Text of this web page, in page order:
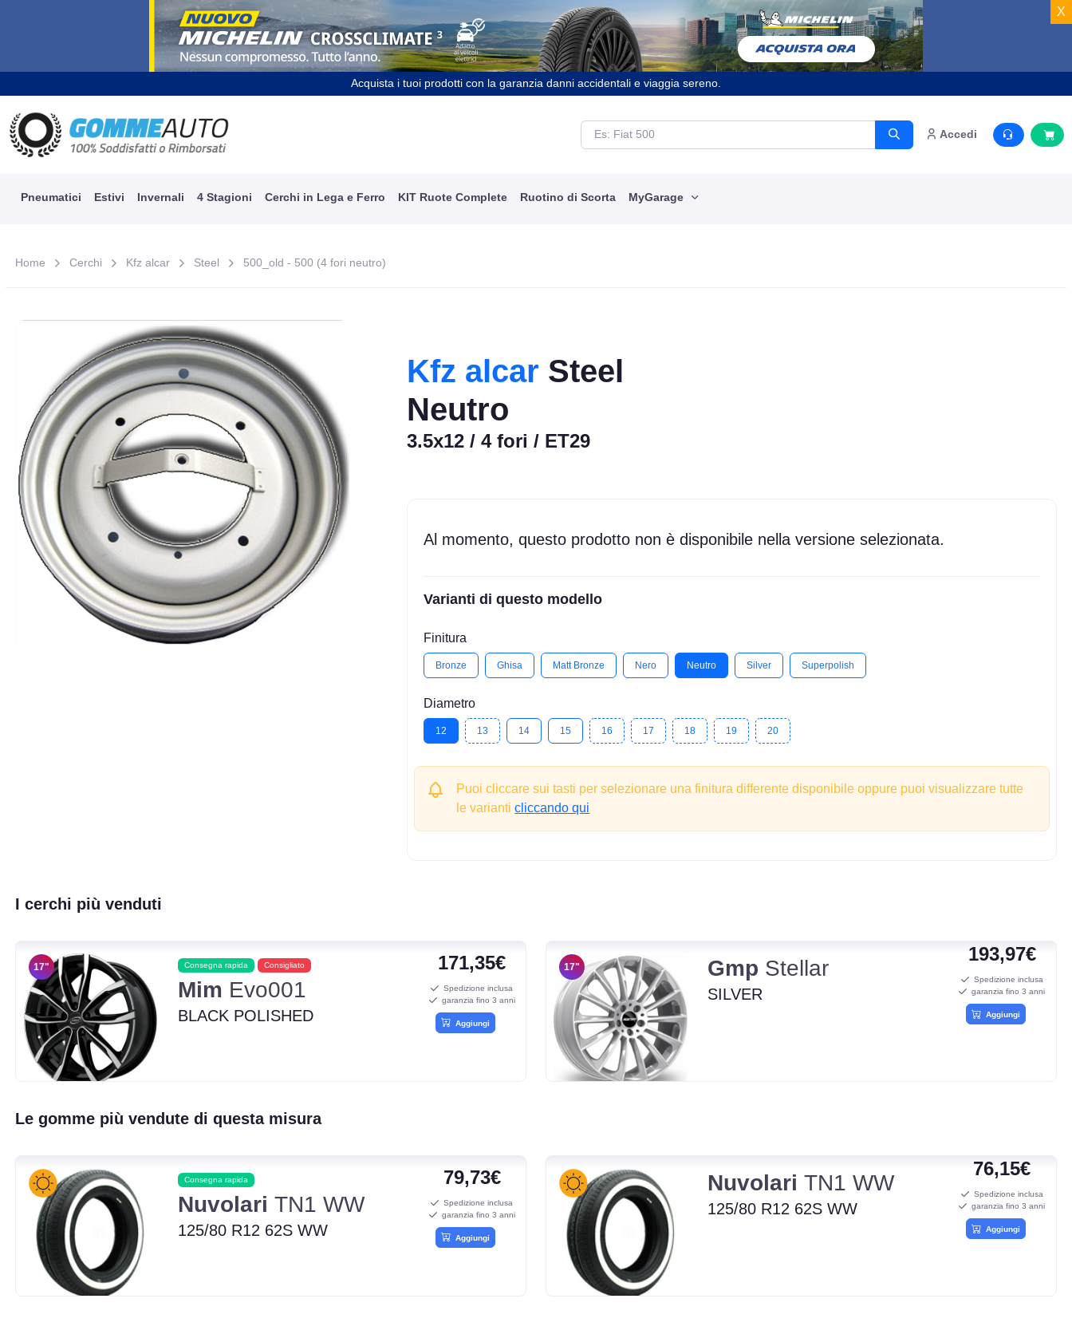
X
Acquista i tuoi prodotti con la garanzia danni accidentali e viaggia sereno.
Accedi
Pneumatici Estivi Invernali 4 Stagioni Cerchi in Lega e Ferro KIT Ruote Complete Ruotino di Scorta MyGarage
Home Cerchi Kfz alcar Steel 500_old - 500 (4 fori neutro)
Kfz alcar Steel
Neutro
3.5x12 / 4 fori / ET29
Al momento, questo prodotto non è disponibile nella versione selezionata.
Varianti di questo modello
Finitura
Bronze Ghisa Matt Bronze Nero Neutro Silver Superpolish
Diametro
12 13 14 15 16 17 18 19 20
Puoi cliccare sui tasti per selezionare una finitura differente disponibile oppure puoi visualizzare tutte
le varianticliccando qui
I cerchi più venduti
17" Consegna rapida Consigliato
Mim Evo001
BLACK POLISHED
171,35€
Spedizione inclusa
garanzia fino 3 anni
Aggiungi
17" Gmp Stellar
SILVER
193,97€
Spedizione inclusa
garanzia fino 3 anni
Aggiungi
Le gomme più vendute di questa misura
Consegna rapida
Nuvolari TN1 WW
125/80 R12 62S WW
79,73€
Spedizione inclusa
garanzia fino 3 anni
Aggiungi
Nuvolari TN1 WW
125/80 R12 62S WW
76,15€
Spedizione inclusa
garanzia fino 3 anni
Aggiungi